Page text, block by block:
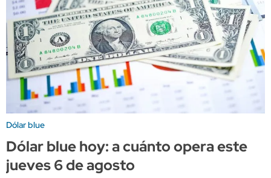
Dólar blue
Dólar blue hoy: a cuánto opera este
jueves 6 de agosto